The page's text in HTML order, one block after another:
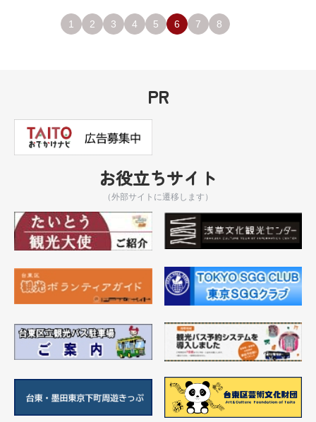
1 2 3 4 5 6 7 8
PR
お役立ちサイト
（外部サイトに遷移します）